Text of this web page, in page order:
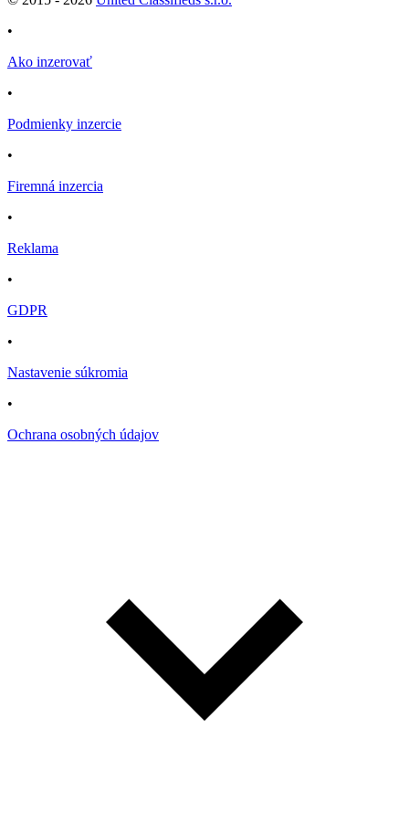
•
Ako inzerovať
•
Podmienky inzercie
•
Firemná inzercia
•
Reklama
•
GDPR
•
Nastavenie súkromia
•
Ochrana osobných údajov